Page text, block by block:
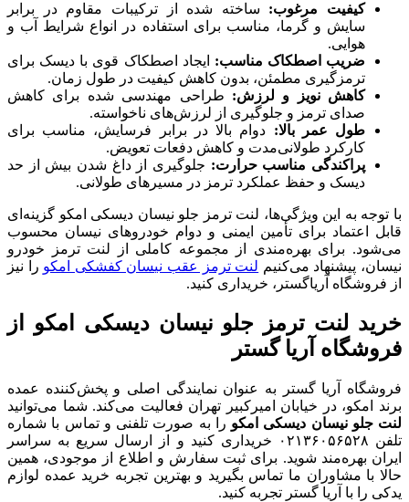
کیفیت مرغوب: ساخته شده از ترکیبات مقاوم در برابر
سایش و گرما، مناسب برای استفاده در انواع شرایط آب و
هوایی.
ضریب اصطکاک مناسب: ایجاد اصطکاک قوی با دیسک برای
ترمزگیری مطمئن، بدون کاهش کیفیت در طول زمان.
کاهش نویز و لرزش: طراحی مهندسی شده برای کاهش
صدای ترمز و جلوگیری از لرزش‌های ناخواسته.
طول عمر بالا: دوام بالا در برابر فرسایش، مناسب برای
کارکرد طولانی‌مدت و کاهش دفعات تعویض.
پراکندگی مناسب حرارت: جلوگیری از داغ شدن بیش از حد
دیسک و حفظ عملکرد ترمز در مسیرهای طولانی.
با توجه به این ویژگی‌ها، لنت ترمز جلو نیسان دیسکی امکو گزینه‌ای
قابل اعتماد برای تأمین ایمنی و دوام خودروهای نیسان محسوب
می‌شود. برای بهره‌مندی از مجموعه کاملی از لنت ترمز خودرو
نیسان، پیشنهاد می‌کنیم لنت ترمز عقب نیسان کفشکی امکو را نیز
از فروشگاه آریاگستر، خریداری کنید.
خرید لنت ترمز جلو نیسان دیسکی امکو از
فروشگاه آریا گستر
فروشگاه آریا گستر به عنوان نمایندگی اصلی و پخش‌کننده عمده
برند امکو، در خیابان امیرکبیر تهران فعالیت می‌کند. شما می‌توانید
لنت جلو نیسان دیسکی امکو را به صورت تلفنی و تماس با شماره
تلفن ۰۲۱۳۶۰۵۶۵۲۸ خریداری کنید و از ارسال سریع به سراسر
ایران بهره‌مند شوید. برای ثبت سفارش و اطلاع از موجودی، همین
حالا با مشاوران ما تماس بگیرید و بهترین تجربه خرید عمده لوازم
یدکی را با آریا گستر تجربه کنید.